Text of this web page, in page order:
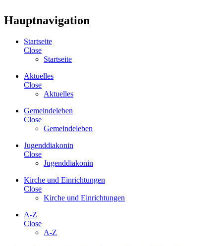
Hauptnavigation
Startseite
Close
Startseite
Aktuelles
Close
Aktuelles
Gemeindeleben
Close
Gemeindeleben
Jugenddiakonin
Close
Jugenddiakonin
Kirche und Einrichtungen
Close
Kirche und Einrichtungen
A-Z
Close
A-Z